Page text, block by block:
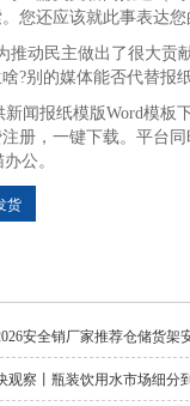
您还应该就此事表达您
动民主做出了很大贡
?别的媒体能否代替报
报纸模版Word模板
册，一键下载。平台
公。
货
安全销厂家推荐仓储货架
观察丨瓶装饮用水市场细分